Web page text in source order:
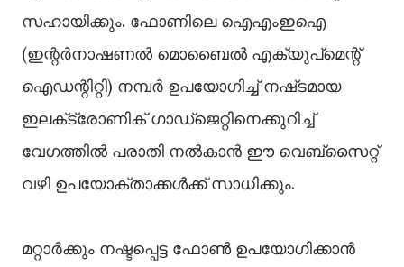
സഹായിക്കും. ഫോണിലെ ഐഎംഇഐ
(ഇന്റർനാഷണൽ മൊബൈൽ എക്യുപ്‌മെന്റ്
ഐഡന്റിറ്റി) നമ്പർ ഉപയോഗിച്ച് നഷ്‌ടമായ
ഇലക്‌ട്രോണിക് ഗാഡ്‌ജെറ്റിനെക്കുറിച്ച്
വേഗത്തിൽ പരാതി നൽകാൻ ഈ വെബ്‌സൈറ്റ്
വഴി ഉപയോക്താക്കൾക്ക് സാധിക്കും.
മറ്റാർക്കും നഷ്ടപ്പെട്ട ഫോൺ ഉപയോഗിക്കാൻ